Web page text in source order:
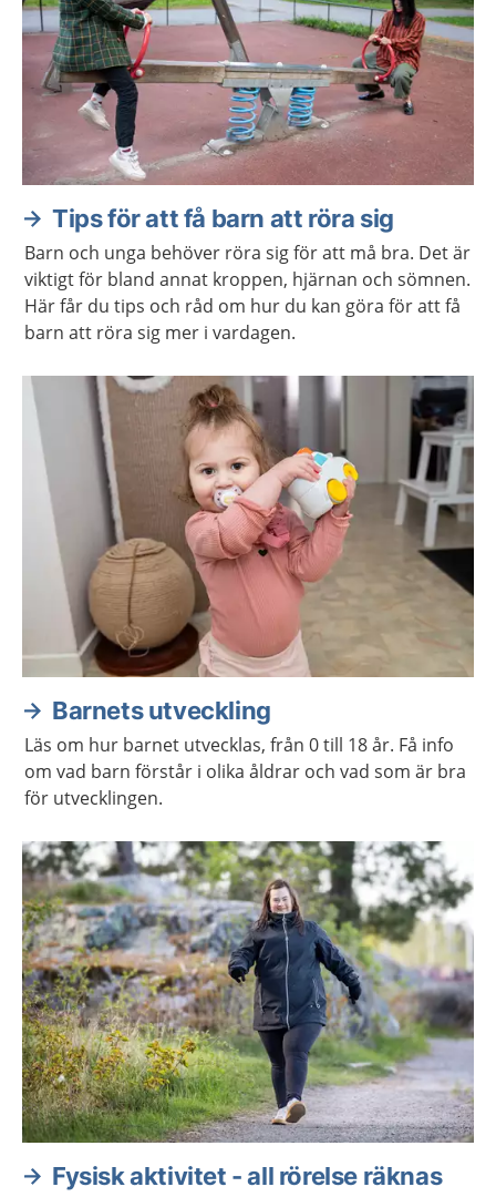
Tips för att få barn att röra sig
Barn och unga behöver röra sig för att må bra. Det är
viktigt för bland annat kroppen, hjärnan och sömnen.
Här får du tips och råd om hur du kan göra för att få
barn att röra sig mer i vardagen.
Barnets utveckling
Läs om hur barnet utvecklas, från 0 till 18 år. Få info
om vad barn förstår i olika åldrar och vad som är bra
för utvecklingen.
Fysisk aktivitet - all rörelse räknas